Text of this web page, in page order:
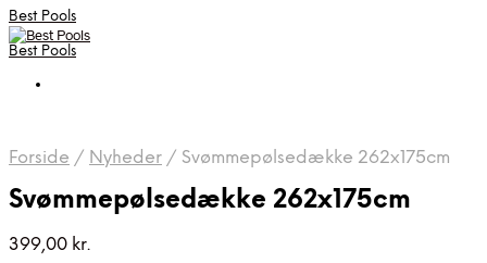
Best Pools
Best Pools
Forside / Nyheder / Svømmepølsedække 262x175cm
Svømmepølsedække 262x175cm
399,00 kr.